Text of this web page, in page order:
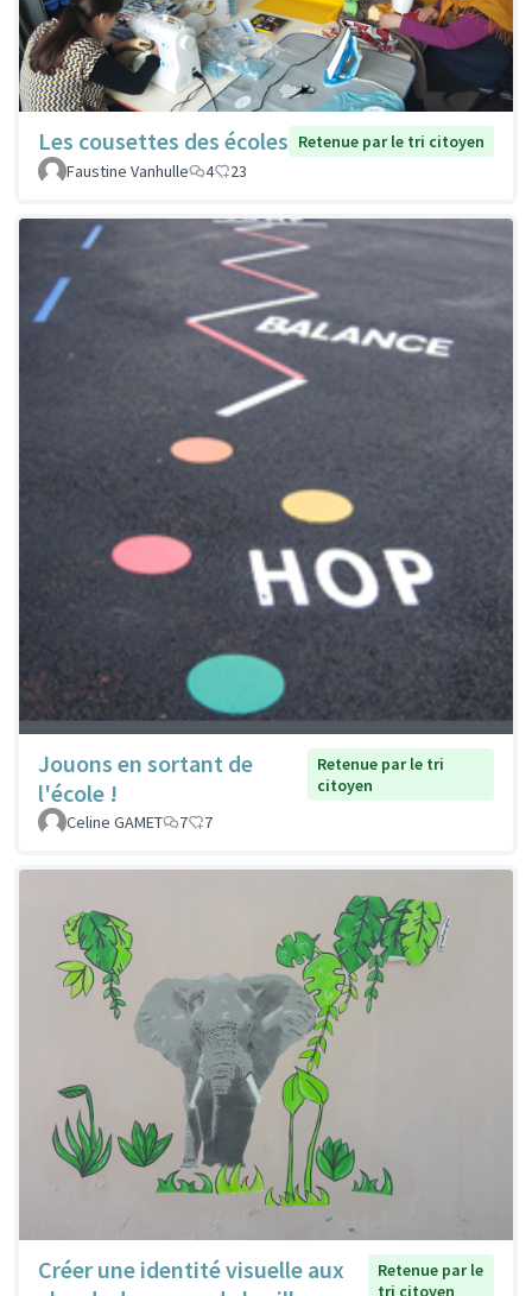
Les cousettes des écoles Retenue par le tri citoyen
Faustine Vanhulle
4 23
Jouons en sortant de
l'école !
Retenue par le tri
citoyen
Celine GAMET
7 7
Créer une identité visuelle aux
Retenue par le
tri citoyen